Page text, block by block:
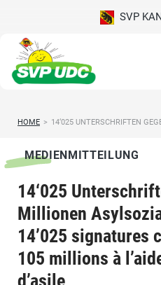
SVP
HOME > 14‘025 UNTERSCHRIFTEN
MEDIENMITTEILUNG
14‘025
Millionen
14’025 signatures
105 millions à